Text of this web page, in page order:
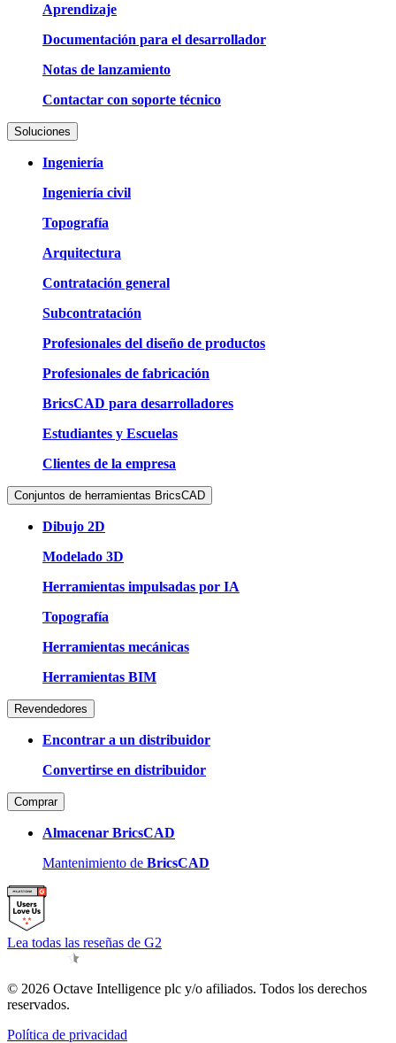
Aprendizaje
Documentación para el desarrollador
Notas de lanzamiento
Contactar con soporte técnico
Soluciones
Ingeniería
Ingeniería civil
Topografía
Arquitectura
Contratación general
Subcontratación
Profesionales del diseño de productos
Profesionales de fabricación
BricsCAD para desarrolladores
Estudiantes y Escuelas
Clientes de la empresa
Conjuntos de herramientas BricsCAD
Dibujo 2D
Modelado 3D
Herramientas impulsadas por IA
Topografía
Herramientas mecánicas
Herramientas BIM
Revendedores
Encontrar a un distribuidor
Convertirse en distribuidor
Comprar
Almacenar BricsCAD
Mantenimiento de BricsCAD
Lea todas las reseñas de G2
© 2026 Octave Intelligence plc y/o afiliados. Todos los derechos
reservados.
Política de privacidad